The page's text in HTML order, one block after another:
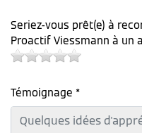
Seriez-vous prêt(e) à
Proactif Viessmann à un
Témoignage *